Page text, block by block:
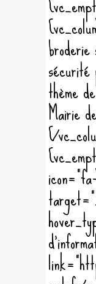
thème
Mairie
[/